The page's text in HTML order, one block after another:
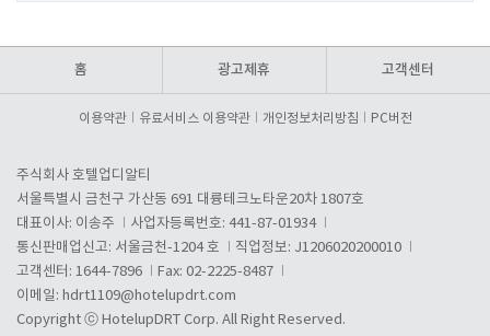
홈 광고제휴 고객센터
이용약관 유료서비스 이용약관 개인정보처리방침 PC버전
주식회사 호텔업디알티
서울특별시 금천구 가산동 691 대륭테크노타운20차 1807호
대표이사: 이송주
사업자등록번호: 441-87-01934
통신판매업신고: 서울금천-1204 호
직업정보: J1206020200010
고객센터: 1644-7896
Fax: 02-2225-8487
이메일: hdrt1109@hotelupdrt.com
Copyright ⓒ HotelupDRT Corp. All Right Reserved.